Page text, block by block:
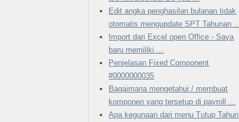
Edit angka penghasilan bulanan tidak
otomatis mengupdate SPT Tahunan ...
Import dari Excel open Office - Saya
baru memiliki ...
Penjelasan Fixed Component
#0000000035
Bagaimana mengetahui / membuat
komponen yang tersetup di payroll ...
Apa kegunaan dari menu Tutup Tahun